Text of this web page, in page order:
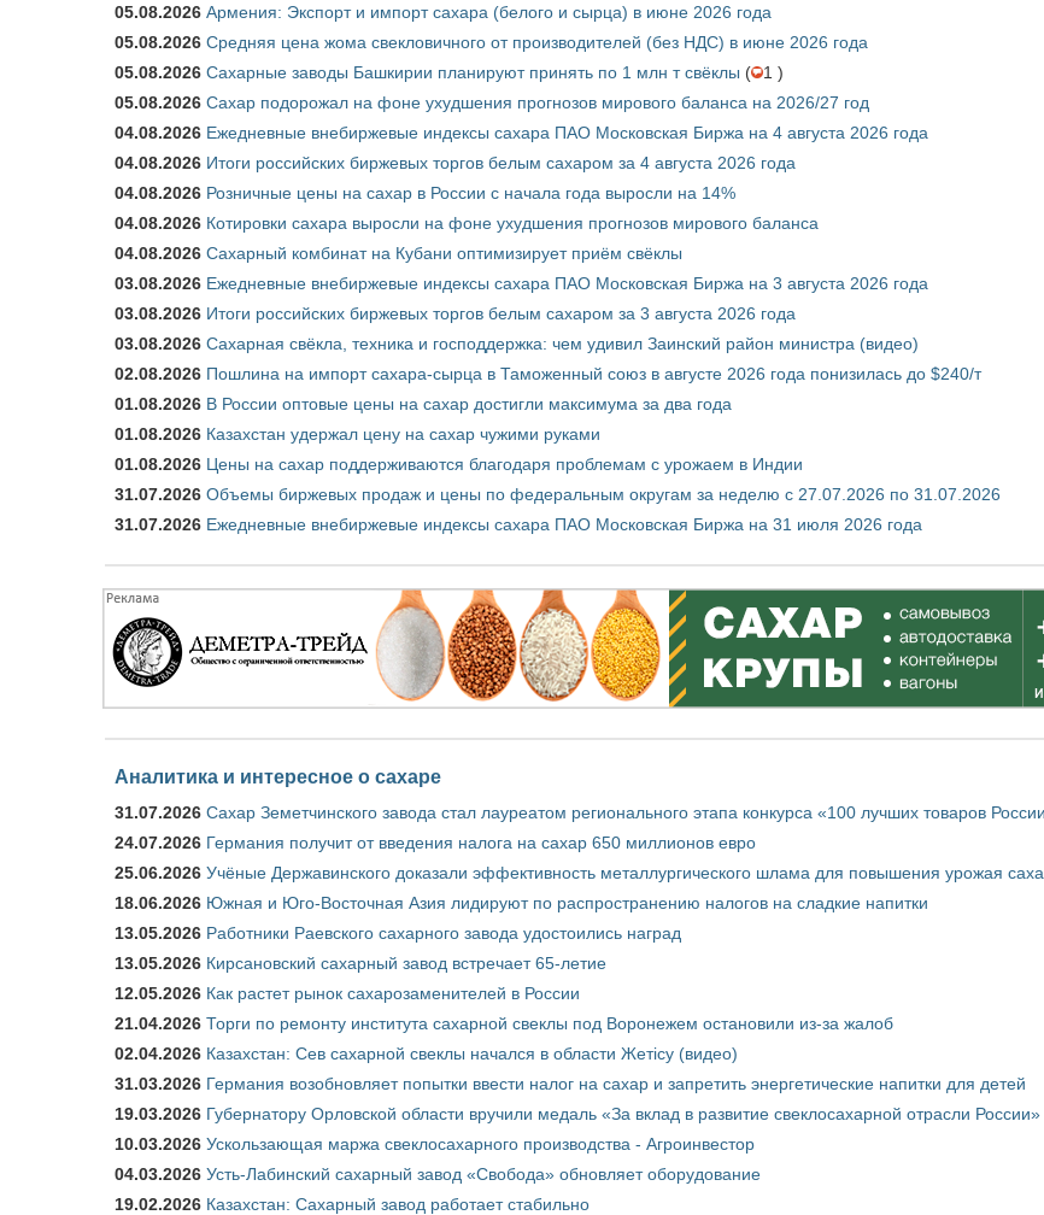
05.08.2026 Армения: Экспорт и импорт сахара (белого и сырца) в июне 2026 года
05.08.2026 Средняя цена жома свекловичного от производителей (без НДС) в июне 2026 года
05.08.2026 Сахарные заводы Башкирии планируют принять по 1 млн т свёклы (
1 )
05.08.2026 Сахар подорожал на фоне ухудшения прогнозов мирового баланса на 2026/27 год
04.08.2026 Ежедневные внебиржевые индексы сахара ПАО Московская Биржа на 4 августа 2026 года
04.08.2026 Итоги российских биржевых торгов белым сахаром за 4 августа 2026 года
04.08.2026 Розничные цены на сахар в России с начала года выросли на 14%
04.08.2026 Котировки сахара выросли на фоне ухудшения прогнозов мирового баланса
04.08.2026 Сахарный комбинат на Кубани оптимизирует приём свёклы
03.08.2026 Ежедневные внебиржевые индексы сахара ПАО Московская Биржа на 3 августа 2026 года
03.08.2026 Итоги российских биржевых торгов белым сахаром за 3 августа 2026 года
03.08.2026 Сахарная свёкла, техника и господдержка: чем удивил Заинский район министра (видео)
02.08.2026 Пошлина на импорт сахара-сырца в Таможенный союз в августе 2026 года понизилась до $240/т
01.08.2026 В России оптовые цены на сахар достигли максимума за два года
01.08.2026 Казахстан удержал цену на сахар чужими руками
01.08.2026 Цены на сахар поддерживаются благодаря проблемам с урожаем в Индии
31.07.2026 Объемы биржевых продаж и цены по федеральным округам за неделю с 27.07.2026 по 31.07.2026
31.07.2026 Ежедневные внебиржевые индексы сахара ПАО Московская Биржа на 31 июля 2026 года
Аналитика и интересное о сахаре
31.07.2026 Сахар Земетчинского завода стал лауреатом регионального этапа конкурса «100 лучших товаров
24.07.2026 Германия получит от введения налога на сахар 650 миллионов евро
25.06.2026 Учёные Державинского доказали эффективность металлургического шлама для повышения урожая
18.06.2026 Южная и Юго-Восточная Азия лидируют по распространению налогов на сладкие напитки
13.05.2026 Работники Раевского сахарного завода удостоились наград
13.05.2026 Кирсановский сахарный завод встречает 65-летие
12.05.2026 Как растет рынок сахарозаменителей в России
21.04.2026 Торги по ремонту института сахарной свеклы под Воронежем остановили из-за жалоб
02.04.2026 Казахстан: Сев сахарной свеклы начался в области Жетісу (видео)
31.03.2026 Германия возобновляет попытки ввести налог на сахар и запретить энергетические напитки для детей
19.03.2026 Губернатору Орловской области вручили медаль «За вклад в развитие свеклосахарной отрасли России»
10.03.2026 Ускользающая маржа свеклосахарного производства - Агроинвестор
04.03.2026 Усть-Лабинский сахарный завод «Свобода» обновляет оборудование
19.02.2026 Казахстан: Сахарный завод работает стабильно